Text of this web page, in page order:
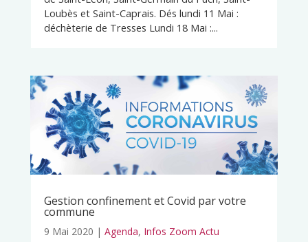
Loubès et Saint-Caprais. Dés lundi 11 Mai :
déchèterie de Tresses Lundi 18 Mai :...
Gestion confinement et Covid par votre
commune
9 Mai 2020 | Agenda, Infos Zoom Actu